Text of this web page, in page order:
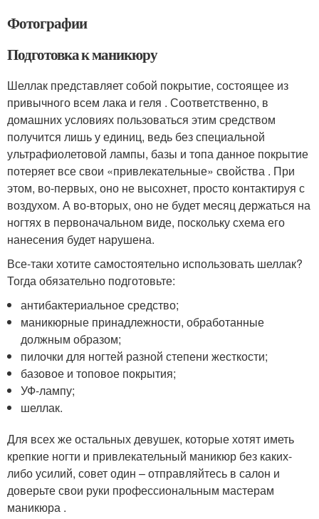
Фотографии
Подготовка к маникюру
Шеллак представляет собой покрытие, состоящее из
привычного всем лака и геля . Соответственно, в
домашних условиях пользоваться этим средством
получится лишь у единиц, ведь без специальной
ультрафиолетовой лампы, базы и топа данное покрытие
потеряет все свои «привлекательные» свойства . При
этом, во-первых, оно не высохнет, просто контактируя с
воздухом. А во-вторых, оно не будет месяц держаться на
ногтях в первоначальном виде, поскольку схема его
нанесения будет нарушена.
Все-таки хотите самостоятельно использовать шеллак?
Тогда обязательно подготовьте:
антибактериальное средство;
маникюрные принадлежности, обработанные
должным образом;
пилочки для ногтей разной степени жесткости;
базовое и топовое покрытия;
УФ-лампу;
шеллак.
Для всех же остальных девушек, которые хотят иметь
крепкие ногти и привлекательный маникюр без каких-
либо усилий, совет один – отправляйтесь в салон и
доверьте свои руки профессиональным мастерам
маникюра .